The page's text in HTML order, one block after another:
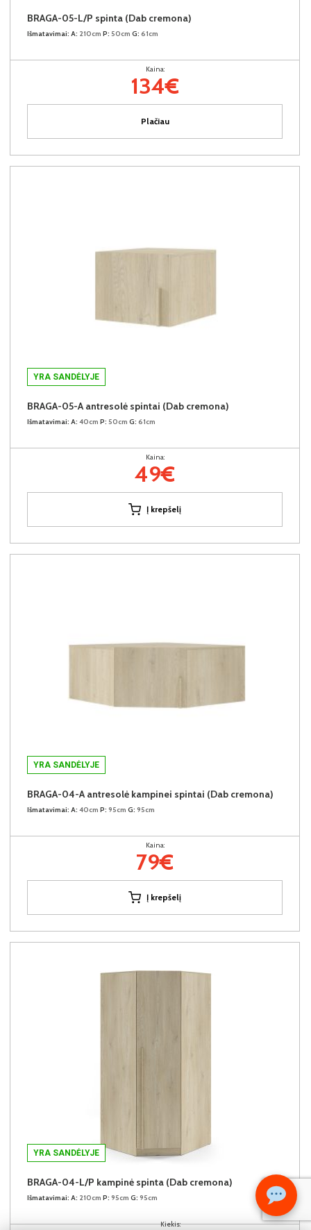
Kiekis:
BRAGA-05-L/P spinta (Dab cremona)
Išmatavimai: A: 210cm P: 50cm G: 61cm
Kaina:
134€
Plačiau
YRA SANDĖLYJE
BRAGA-05-A antresolė spintai (Dab cremona)
Išmatavimai: A: 40cm P: 50cm G: 61cm
Kaina:
49€
Į krepšelį
YRA SANDĖLYJE
BRAGA-04-A antresolė kampinei spintai (Dab cremona)
Išmatavimai: A: 40cm P: 95cm G: 95cm
Kaina:
79€
Į krepšelį
YRA SANDĖLYJE
BRAGA-04-L/P kampinė spinta (Dab cremona)
Išmatavimai: A: 210cm P: 95cm G: 95cm